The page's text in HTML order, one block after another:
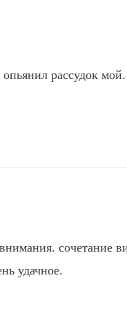
рассудок
сочетание
удачное.